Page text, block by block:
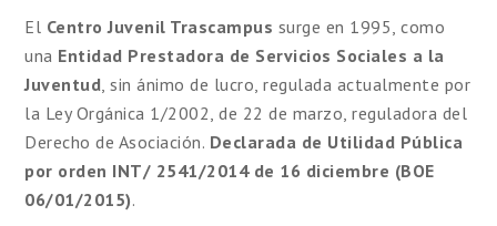
El Centro Juvenil Trascampus surge en 1995, como
una Entidad Prestadora de Servicios Sociales a la
Juventud, sin ánimo de lucro, regulada actualmente por
la Ley Orgánica 1/2002, de 22 de marzo, reguladora del
Derecho de Asociación. Declarada de Utilidad Pública
por orden INT/ 2541/2014 de 16 diciembre (BOE
06/01/2015).